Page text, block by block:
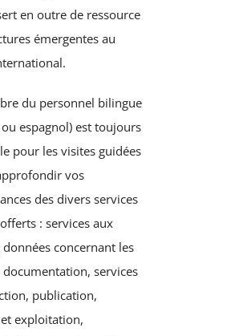
en outre de ressource
émergentes au
du personnel bilingue
espagnol) est toujours
pour les visites guidées
vos
des divers services
: services aux
concernant les
documentation, services
publication,
exploitation,